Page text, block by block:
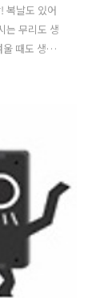
복날도 있어
는 무리도 생
때도 생기
는 오리고
수 아미노
배이며, 비
민B2의 함
를 막아주는